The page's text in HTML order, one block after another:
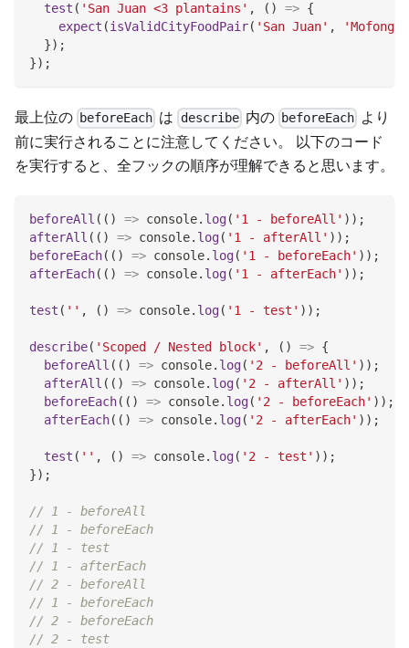
test ( 'San Juan <3 plantains' , ( ) => {
expect (isValidCityFoodPair( 'San Juan' ,
'Mofongo'
}) ;
}) ;
最上位の beforeEach は describe内の beforeEach より
前に実行されることに注意してください。 以下のコード
を実行すると、全フックの順序が理解できると思います。
beforeAll ( ( ) => console. log( '1 - beforeAll' ) ) ;
afterAll ( ( ) => console. log( '1 - afterAll' ) ) ;
beforeEach( ( ) => console. log( '1 - beforeEach' ) ) ;
afterEach( ( ) => console. log( '1 - afterEach' ) ) ;
test ( '' , ( ) => console. log( '1 - test' ) ) ;
describe( 'Scoped / Nested block' , ( ) => {
beforeAll ( ( ) => console. log( '2 - beforeAll' ) ) ;
afterAll ( ( ) => console. log( '2 - afterAll' ) ) ;
beforeEach( ( ) => console. log( '2 - beforeEach' ) ) ;
afterEach( ( ) => console. log( '2 - afterEach' ) ) ;
test ( '' , ( ) => console. log( '2 - test' ) ) ;
}) ;
// 1 - beforeAll
// 1 - beforeEach
// 1 - test
// 1 - afterEach
// 2 - beforeAll
// 1 - beforeEach
// 2 - beforeEach
// 2 - test